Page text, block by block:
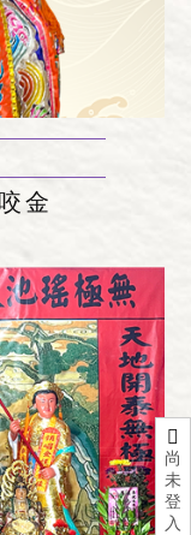
尚
未
登
入
金